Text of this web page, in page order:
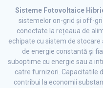
Sisteme Fotovoltaice
sistemelor on-grid și off-
conectate la rețeaua de
echipate cu sistem de stocare
de energie constantă și
suboptime cu energie sau a
catre furnizori. Capacitatile
contribui la economii